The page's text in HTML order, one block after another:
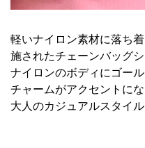
軽いナイロン素材に落ち
施されたチェーンバッグシ
ナイロンのボディにゴー
チャームがアクセントにな
大人のカジュアルスタイ